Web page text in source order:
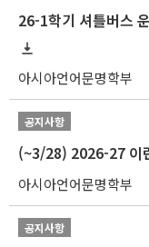
26-1학기 셔틀버스
아시아언어문명학부
공지사항
(~3/28) 2026-27 이
아시아언어문명학부
공지사항